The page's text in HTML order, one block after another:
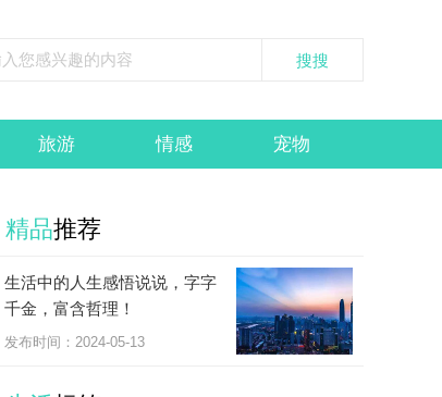
旅游 情感 宠物
精品推荐
生活中的人生感悟说说，字字
千金，富含哲理！
发布时间：2024-05-13